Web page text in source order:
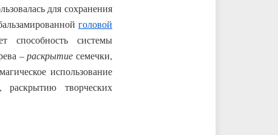
для сохранения
головой
способность системы
–раскрытие семечки,
использование
творческих